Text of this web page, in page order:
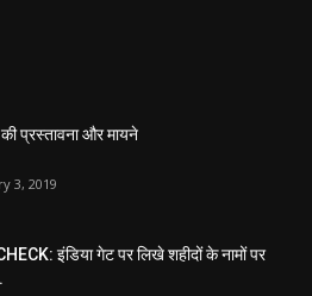
प्रस्तावना और मायने
3, 2019
इंडिया गेट पर लिखे शहीदों के नामों पर